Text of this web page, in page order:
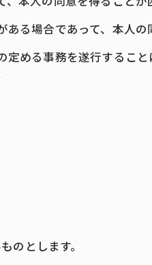
る場合であって、本人
める事務を遂行するこ
のとします。